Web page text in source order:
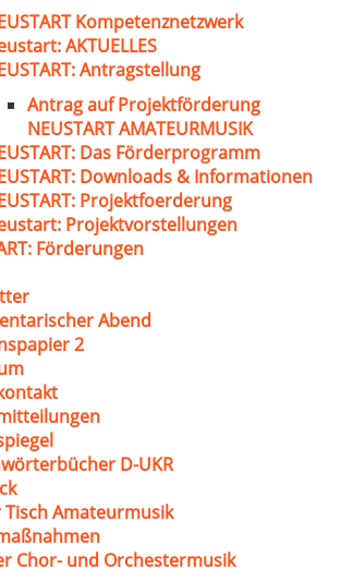
Kompetenznetzwerk
AKTUELLES
Antragstellung
Antrag auf Projektförderung
NEUSTART AMATEURMUSIK
Das Förderprogramm
Downloads & Informationen
Projektfoerderung
Projektvorstellungen
Förderungen
Abend
2
D-UKR
Tisch Amateurmusik
Chor- und Orchestermusik